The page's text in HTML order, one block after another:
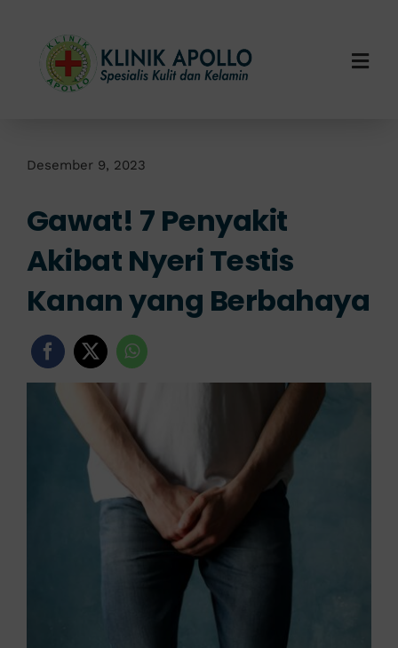
content
Layanan Kami
Info Klinik
Desember 9, 2023
Gawat! 7 Penyakit
Akibat Nyeri Testis
Kanan yang Berbahaya